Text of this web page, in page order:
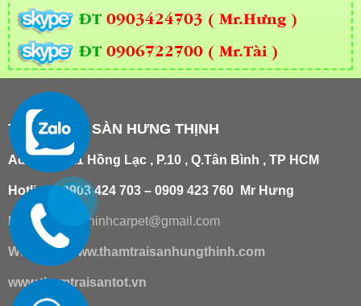
ĐT 0903424703 ( Mr.Hưng )
ĐT 0906722700 ( Mr.Tài )
THẢM TRẢI SÀN HƯNG THỊNH
Add : 181/21 Hồng Lạc , P.10 , Q.Tân Bình , TP HCM
Hotline : 0903 424 703 – 0909 423 760 Mr Hưng
Email : hungthinhcarpet@gmail.com
Website: www.thamtraisanhungthinh.com
www.thamtraisantot.vn